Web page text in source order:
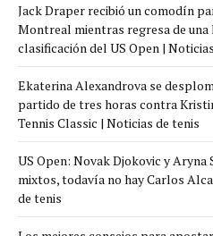
Jack Draper recibió un comodín
Montreal mientras regresa de una
clasificación del US Open |
Ekaterina Alexandrova se
partido de tres horas contra
Tennis Classic | Noticias de tenis
US Open: Novak Djokovic y Aryna
mixtos, todavía no hay Carlos
de tenis